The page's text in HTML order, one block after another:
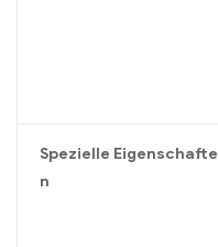
Spezielle Eigenschafte
n